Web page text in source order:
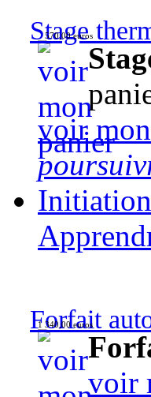
Stage
570,00 euros
voir
Initiation
Forfait
1 340,00 euros
voir